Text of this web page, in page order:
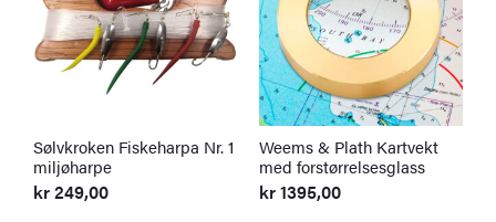
Sølvkroken Fiskeharpa Nr. 1
miljøharpe
kr249,00
Weems & Plath Kartvekt
med forstørrelsesglass
kr1395,00